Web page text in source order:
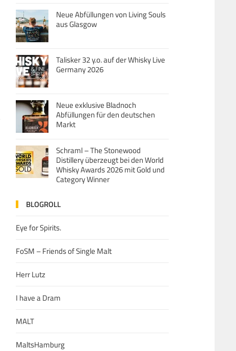
Neue Abfüllungen von Living Souls
aus Glasgow
Talisker 32 y.o. auf der Whisky Live
Germany 2026
Neue exklusive Bladnoch
Abfüllungen für den deutschen
Markt
Schraml – The Stonewood
Distillery überzeugt bei den World
Whisky Awards 2026 mit Gold und
Category Winner
BLOGROLL
Eye for Spirits.
FoSM – Friends of Single Malt
Herr Lutz
I have a Dram
MALT
MaltsHamburg